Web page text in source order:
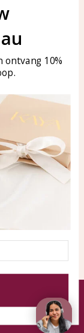
Ma-Vr
17:00
0850003187
memory
ontvang 10%